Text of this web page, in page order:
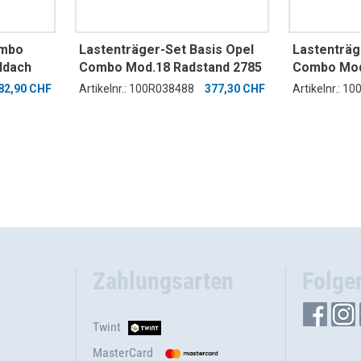
CHF
Lastenträger-Set Basis Opel
Combo Mod.18 Radstand 2785
mm ND bestehend aus
Artikelnr.: 100R038488 377,30 CHF
Combo
mm ND
Artikelnr.:
Zahlungsarten
Twint
MasterCard